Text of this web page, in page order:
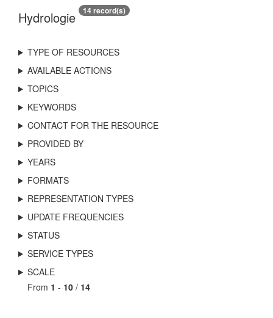
Hydrologie 14 record(s)
TYPE OF RESOURCES
AVAILABLE ACTIONS
TOPICS
KEYWORDS
CONTACT FOR THE RESOURCE
PROVIDED BY
YEARS
FORMATS
REPRESENTATION TYPES
UPDATE FREQUENCIES
STATUS
SERVICE TYPES
SCALE
From 1 - 10 / 14